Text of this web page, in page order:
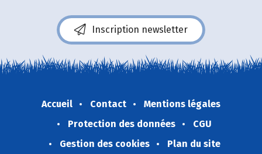
Inscription newsletter
Accueil Contact
Mentions légales
Protection des données
CGU
Gestion des cookies
Plan du site